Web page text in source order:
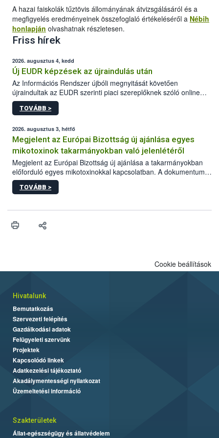
A hazai faiskolák tűztövis állományának átvizsgálásáról és a
megfigyelés eredményeinek összefoglaló értékeléséről a Nébih
honlapján olvashatnak részletesen.
Friss hírek
2026. augusztus 4, kedd
Új EUDR képzések az újraindulás után
Az Információs Rendszer újbóli megnyitását követően
újraindultak az EUDR szerinti piaci szereplőknek szóló online
képzések.
TOVÁBB >
2026. augusztus 3, hétfő
Megjelent az Európai Bizottság új ajánlása egyes
mikotoxinok takarmányokban való jelenlétéről
Megjelent az Európai Bizottság új ajánlása a takarmányokban
előforduló egyes mikotoxinokkal kapcsolatban. A dokumentum
2027-től új irányértékek alkalmazását írja elő, és a jelenleg
hatályos uniós ajánlások helyébe lép.
TOVÁBB >
Cookie beállítások
Hivatalunk
Bemutatkozás
Szervezeti felépítés
Gazdálkodási adatok
Felügyeleti szervünk
Projektek
Kapcsolódó linkek
Adatkezelési tájékoztató
Akadálymentességi nyilatkozat
Üzemeltetési információ
Szakterületek
Állat-egészségügy és állatvédelem